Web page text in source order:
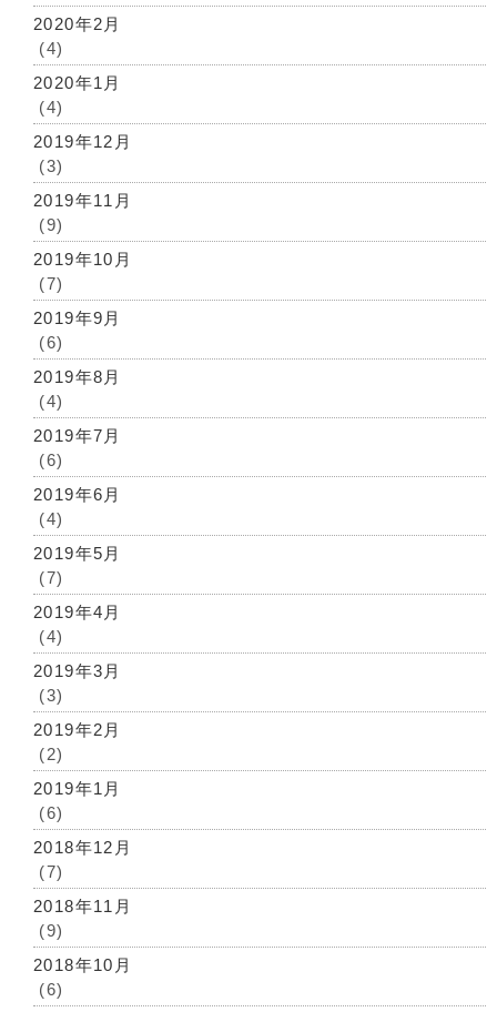
2020年2月
(4)
2020年1月
(4)
2019年12月
(3)
2019年11月
(9)
2019年10月
(7)
2019年9月
(6)
2019年8月
(4)
2019年7月
(6)
2019年6月
(4)
2019年5月
(7)
2019年4月
(4)
2019年3月
(3)
2019年2月
(2)
2019年1月
(6)
2018年12月
(7)
2018年11月
(9)
2018年10月
(6)